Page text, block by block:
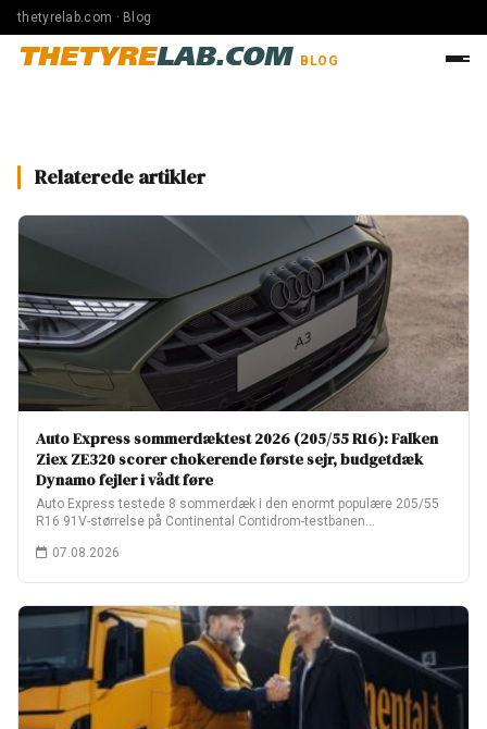
thetyrelab.com · Blog
THETYRELAB.COM BLOG
Relaterede artikler
Auto Express sommerdæktest 2026 (205/55 R16): Falken
Ziex ZE320 scorer chokerende første sejr, budgetdæk
Dynamo fejler i vådt føre
Auto Express testede 8 sommerdæk i den enormt populære 205/55
R16 91V-størrelse på Continental Contidrom-testbanen…
07.08.2026